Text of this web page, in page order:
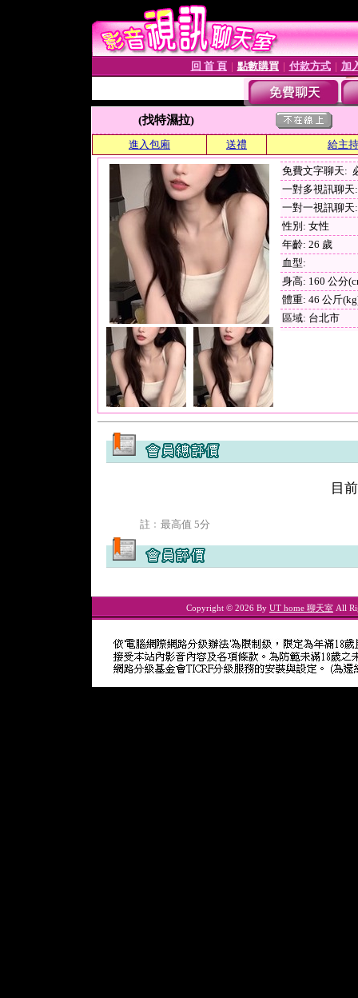
回 首 頁 點數購買│ 付款方式│ 加
(找特濕拉)
進入包廂 送禮 給主
免費文字聊天:
一對多視訊聊天
一對一視訊聊天
性別: 女性
年齡: 26 歲
血型:
身高: 160 公分
體重: 46 公斤
區域: 台北市
目
註﹕最高值 5分
Copyright © 2026 By UT home 聊天室 All